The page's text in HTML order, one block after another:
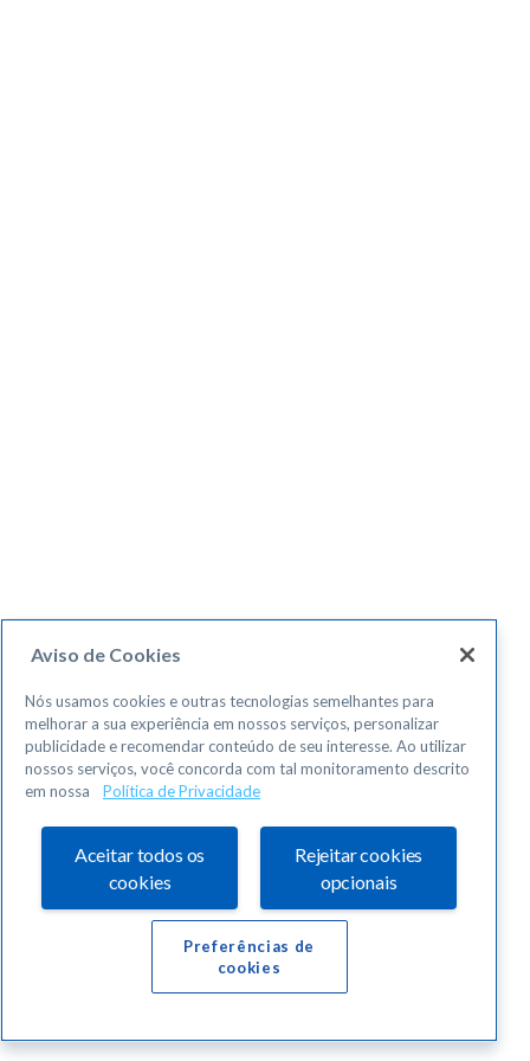
Aviso de Cookies
Nós usamos cookies e outras tecnologias semelhantes para
melhorar a sua experiência em nossos serviços, personalizar
publicidade e recomendar conteúdo de seu interesse. Ao utilizar
nossos serviços, você concorda com tal monitoramento descrito
em nossa
Política de Privacidade
Aceitar todos os
cookies
Rejeitar cookies
opcionais
Preferências de
cookies